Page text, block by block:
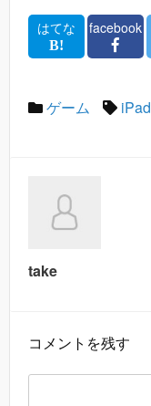
はてな facebook
ゲーム iPad
take
コメントを残す